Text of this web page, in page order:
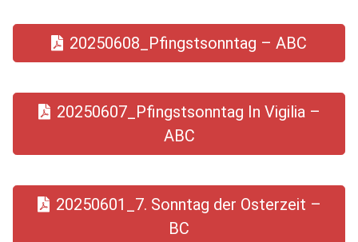
20250608_Pfingstsonntag – ABC
20250607_Pfingstsonntag In Vigilia –
ABC
20250601_7. Sonntag der Osterzeit –
BC